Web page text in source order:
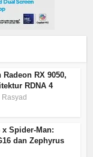
RX 9050,
RDNA 4
Rasyad
x Spider-Man:
dan Zephyrus